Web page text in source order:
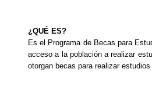
¿QUÉ ES?
Es el Programa de Becas para
acceso a la población a realizar
otorgan becas para realizar